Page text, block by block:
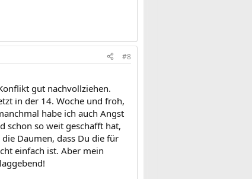
#8
gut nachvollziehen.
in der 14. Woche und froh,
habe ich auch Angst
schon so weit geschafft hat,
Daumen, dass Du die für
einfach ist. Aber mein